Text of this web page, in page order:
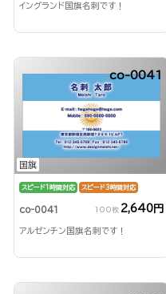
イングランド国旗名刺です！
国旗
co-0041
スピード1時間対応 スピード3時間対応
co-0041 100枚 2,640円
アルゼンチン国旗名刺です！